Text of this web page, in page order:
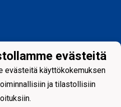
evästeitä
evästeitä käyttökokemuksen
ja tilastollisiin